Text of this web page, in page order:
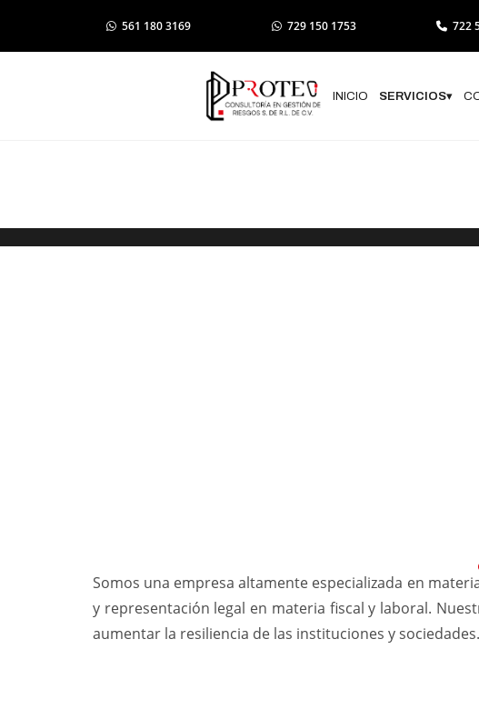
561 180 3169 729 150 1753 722
INICIO SERVICIOS▾
Somos una empresa altamente especializada en
y representación legal en materia fiscal y laboral.
aumentar la resiliencia de las instituciones y sociedades.